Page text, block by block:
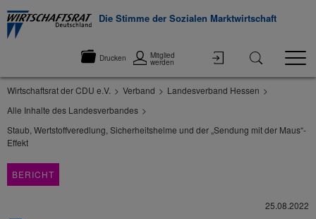
Die Stimme der Sozialen Marktwirtschaft
Drucken Mitglied
werden
Wirtschaftsrat der CDU e.V. Verband
Landesverband Hessen
Alle Inhalte des Landesverbandes
Staub, Wertstoffveredlung, Sicherheitshelme und der „Sendung mit der Maus“-
Effekt
BERICHT
25.08.2022